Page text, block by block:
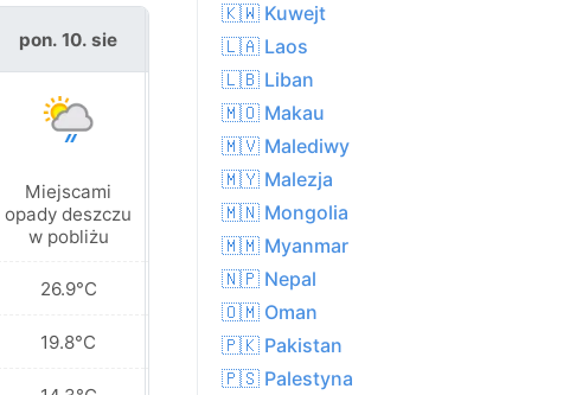
pon. 10. sie
Miejscami
opady deszczu
w pobliżu
26.9°C
19.8°C
wt. 11. sie
Miejscami
opady deszczu
w pobliżu
25.2°C
19.6°C
🇰🇼 Kuwejt
🇱🇦 Laos
🇱🇧 Liban
🇲🇴 Makau
🇲🇻 Malediwy
🇲🇾 Malezja
🇲🇳 Mongolia
🇲🇲 Myanmar
🇳🇵 Nepal
🇴🇲 Oman
🇵🇰 Pakistan
🇵🇸 Palestyna